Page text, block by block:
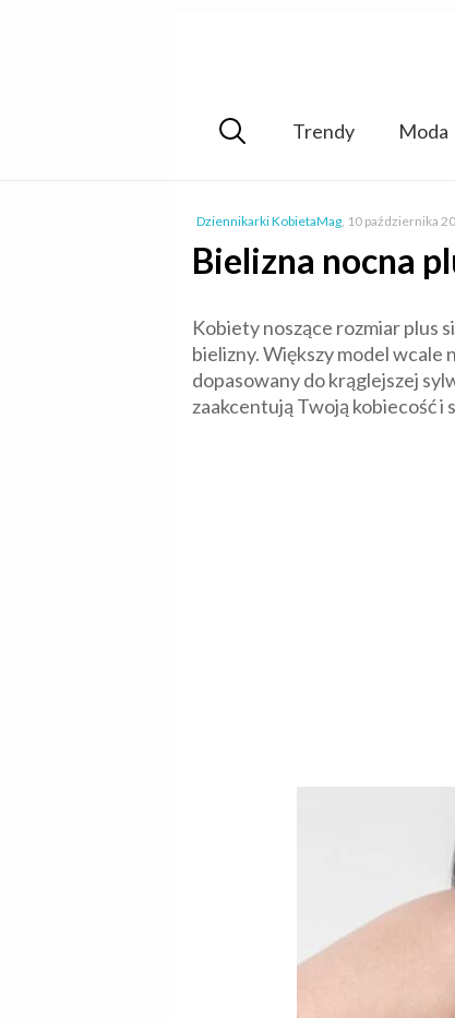
Trendy Moda
Dziennikarki KobietaMag, 10 października
Bielizna nocna
Kobiety noszące rozmiar plus
bielizny. Większy model wcale
dopasowany do krąglejszej
zaakcentują Twoją kobiecość i